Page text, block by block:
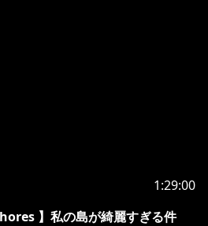
1:29:00
】私の島が綺麗すぎる件